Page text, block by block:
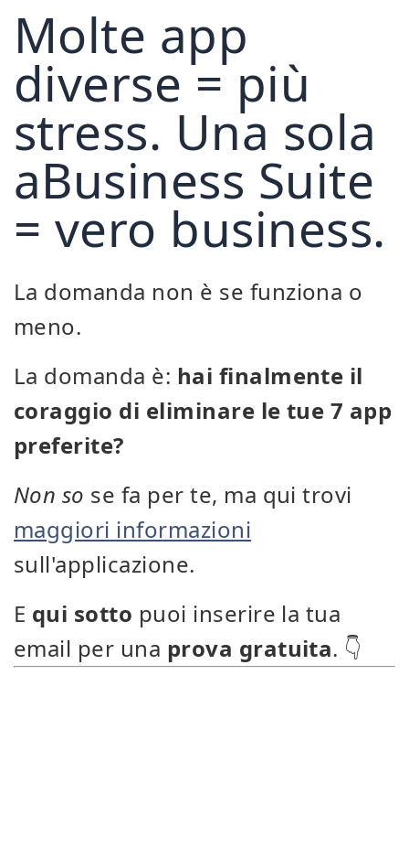
Molte app
diverse = più
stress. Una sola
aBusiness Suite
= vero business.
La domanda non è se funziona o
meno.
La domanda è: hai finalmente il
coraggio di eliminare le tue 7 app
preferite?
Non so se fa per te, ma qui trovi
maggiori informazioni
sull'applicazione.
E qui sotto puoi inserire la tua
email per una prova gratuita. 👇